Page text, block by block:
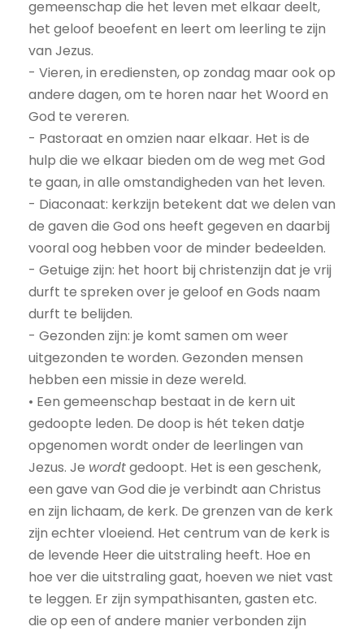
gemeenschap die het leven met elkaar deelt,
het geloof beoefent en leert om leerling te zijn
van Jezus.
- Vieren, in erediensten, op zondag maar ook op
andere dagen, om te horen naar het Woord en
God te vereren.
- Pastoraat en omzien naar elkaar. Het is de
hulp die we elkaar bieden om de weg met God
te gaan, in alle omstandigheden van het leven.
- Diaconaat: kerkzijn betekent dat we delen van
de gaven die God ons heeft gegeven en daarbij
vooral oog hebben voor de minder bedeelden.
- Getuige zijn: het hoort bij christenzijn dat je vrij
durft te spreken over je geloof en Gods naam
durft te belijden.
- Gezonden zijn: je komt samen om weer
uitgezonden te worden. Gezonden mensen
hebben een missie in deze wereld.
• Een gemeenschap bestaat in de kern uit
gedoopte leden. De doop is hét teken datje
opgenomen wordt onder de leerlingen van
Jezus. Je wordtgedoopt. Het is een geschenk,
een gave van God die je verbindt aan Christus
en zijn lichaam, de kerk. De grenzen van de kerk
zijn echter vloeiend. Het centrum van de kerk is
de levende Heer die uitstraling heeft. Hoe en
hoe ver die uitstraling gaat, hoeven we niet vast
te leggen. Er zijn sympathisanten, gasten etc.
die op een of andere manier verbonden zijn